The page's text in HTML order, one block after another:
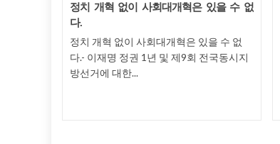
정치 개혁 없이 사회대개혁은 있을 수 없
다.
정치 개혁 없이 사회대개혁은 있을 수 없
다.- 이재명 정권 1년 및 제9회 전국동시지
방선거에 대한...